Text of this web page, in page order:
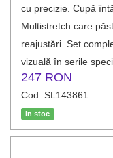
cu precizie. Cupă
Multistretch care
reajustări. Set
vizuală în serile
247 RON
Cod: SL143861
In stoc